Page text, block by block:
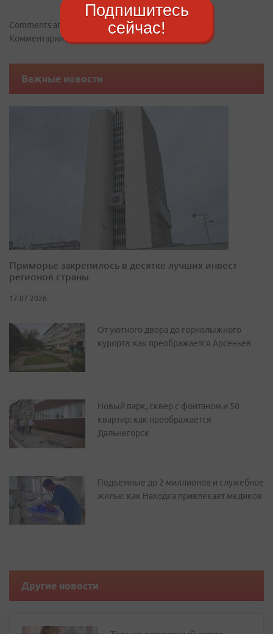
Comments are disabled
Комментарии для сайта
Важные новости
Приморье закрепилось в десятке лучших инвест-
регионов страны
17.07.2026
От уютного двора до горнолыжного
курорта: как преображается Арсеньев
Новый парк, сквер с фонтаном и 50
квартир: как преображается
Дальнегорск
Подъемные до 2 миллионов и служебное
жилье: как Находка привлекает медиков
Другие новости
Подпишитесь
сейчас!